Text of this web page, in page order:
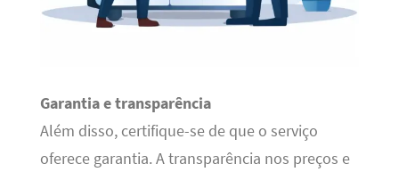
Garantia e transparência
Além disso, certifique-se de que o serviço
oferece garantia. A transparência nos preços e